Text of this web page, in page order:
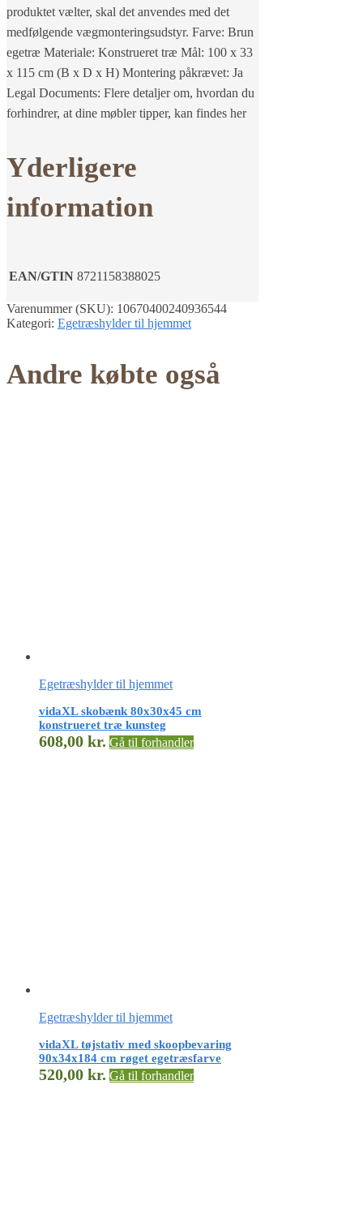
produktet vælter, skal det anvendes med det
medfølgende vægmonteringsudstyr. Farve: Brun
egetræ Materiale: Konstrueret træ Mål: 100 x 33
x 115 cm (B x D x H) Montering påkrævet: Ja
Legal Documents: Flere detaljer om, hvordan du
forhindrer, at dine møbler tipper, kan findes her
Yderligere
information
EAN/GTIN 8721158388025
Varenummer (SKU): 10670400240936544
Kategori: Egetræshylder til hjemmet
Andre købte også
Egetræshylder til hjemmet
vidaXL skobænk 80x30x45 cm
konstrueret træ kunsteg
608,00 kr. Gå til forhandler
Egetræshylder til hjemmet
vidaXL tøjstativ med skoopbevaring
90x34x184 cm røget egetræsfarve
520,00 kr. Gå til forhandler